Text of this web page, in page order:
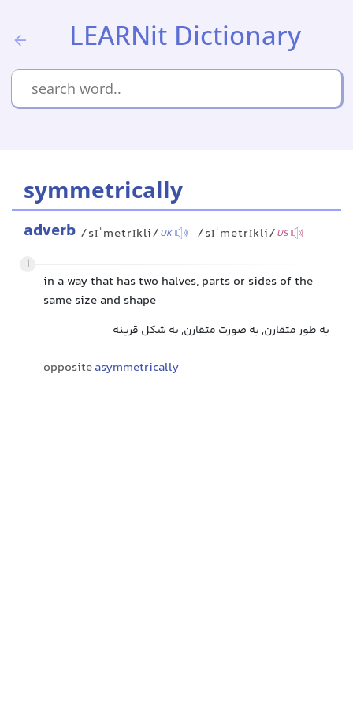
LEARNit Dictionary
symmetrically
adverb /sɪˈmetrɪkli/UK /sɪˈmetrɪkli/US
1
in a way that has two halves, parts or sides of the
same size and shape
به طور متقارن, به صورت متقارن, به شکل قرینه
oppositeasymmetrically